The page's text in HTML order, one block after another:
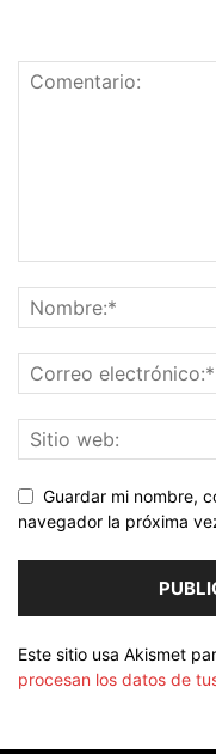
Guardar mi nombre,
navegador la próxima
Este sitio usa Akismet
procesan los datos de